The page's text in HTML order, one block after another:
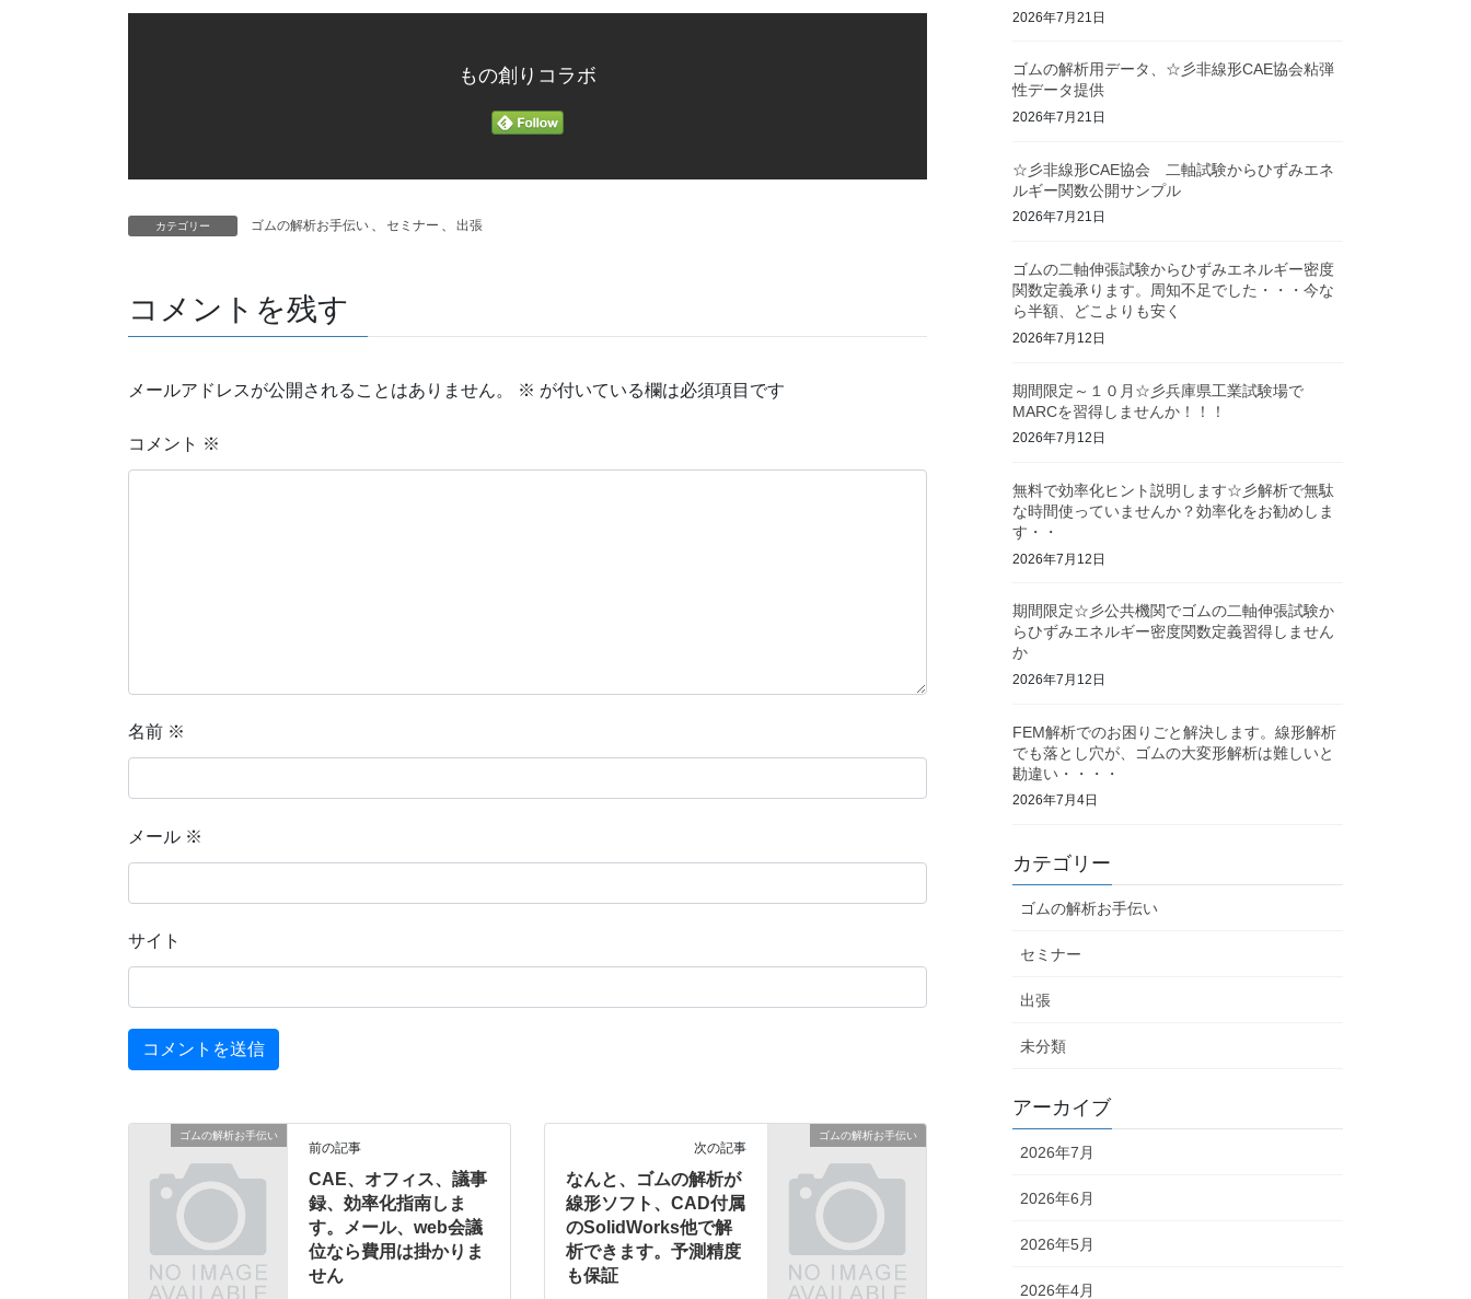
もの創りコラボ
カテゴリー ゴムの解析お手伝い 、 セミナー 、 出張
コメントを残す
メールアドレスが公開されることはありません。 ※ が付いている欄は必須項目です
コメント ※
名前 ※
メール ※
サイト
ゴムの解析お手伝い
前の記事
CAE、オフィス、議事
録、効率化指南しま
す。メール、web会議
位なら費用は掛かりま
せん
ゴムの解析お手伝い
次の記事
なんと、ゴムの解析が
線形ソフト、CAD付属
のSolidWorks他で解
析できます。予測精度
も保証
2026年7月21日
ゴムの解析用データ、☆彡非線形CAE協会粘弾
性データ提供
2026年7月21日
☆彡非線形CAE協会 二軸試験からひずみエネ
ルギー関数公開サンプル
2026年7月21日
ゴムの二軸伸張試験からひずみエネルギー密度
関数定義承ります。周知不足でした・・・今な
ら半額、どこよりも安く
2026年7月12日
期間限定～１０月☆彡兵庫県工業試験場で
MARCを習得しませんか！！！
2026年7月12日
無料で効率化ヒント説明します☆彡解析で無駄
な時間使っていませんか？効率化をお勧めしま
す・・
2026年7月12日
期間限定☆彡公共機関でゴムの二軸伸張試験か
らひずみエネルギー密度関数定義習得しません
か
2026年7月12日
FEM解析でのお困りごと解決します。線形解析
でも落とし穴が、ゴムの大変形解析は難しいと
勘違い・・・・
2026年7月4日
カテゴリー
ゴムの解析お手伝い
セミナー
出張
未分類
アーカイブ
2026年7月
2026年6月
2026年5月
2026年4月